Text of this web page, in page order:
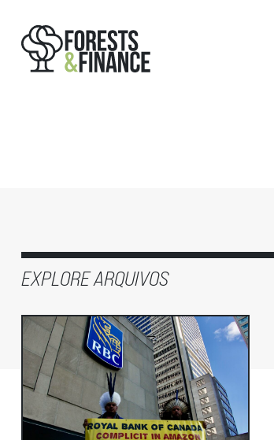
EXPLORE ARQUIVOS